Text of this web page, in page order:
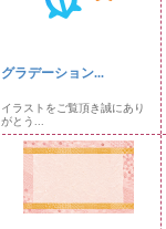
グラデーション...
イラストをご覧頂き誠にあり
がとう...